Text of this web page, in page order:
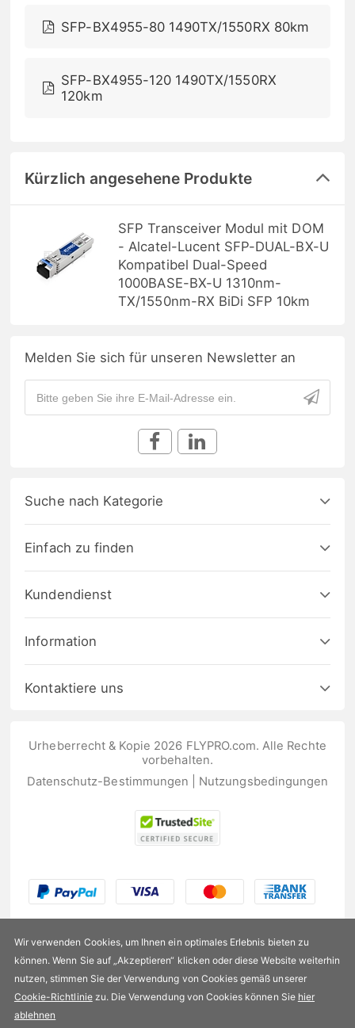
US$7,99
SFP-BX4955-80 1490TX/1550RX 80km
SFP-BX4955-120 1490TX/1550RX
120km
Kürzlich angesehene Produkte
SFP Transceiver Modul mit DOM
- Alcatel-Lucent SFP-DUAL-BX-U
Kompatibel Dual-Speed
1000BASE-BX-U 1310nm-
TX/1550nm-RX BiDi SFP 10km
Melden Sie sich für unseren Newsletter an
Suche nach Kategorie
Einfach zu finden
Kundendienst
Information
Kontaktiere uns
Urheberrecht & Kopie 2026 FLYPRO.com. Alle Rechte
vorbehalten.
Datenschutz-Bestimmungen
Nutzungsbedingungen
Wir verwenden Cookies, um Ihnen ein optimales Erlebnis bieten zu
können. Wenn Sie auf „Akzeptieren“ klicken oder diese Website weiterhin
nutzen, stimmen Sie der Verwendung von Cookies gemäß unserer
Cookie-Richtliniezu. Die Verwendung von Cookies können Sie hier
ablehnen